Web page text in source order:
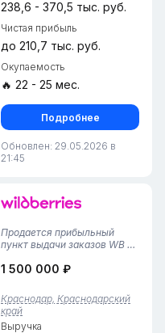
238,6 - 370,5 тыс. руб.
Чистая прибыль
до 210,7 тыс. руб.
Окупаемость
🔥 22 - 25 мес.
Подробнее
Обновлен: 29.05.2026 в
21:45
Продается прибыльный
пункт выдачи заказов WB в
район• Площадь помещения
грамотно организованная
зона хранения и выдачи
заказов. Большая площадь
позволяет к...
1 500 000 ₽
Краснодар, Краснодарский
край
Выручка